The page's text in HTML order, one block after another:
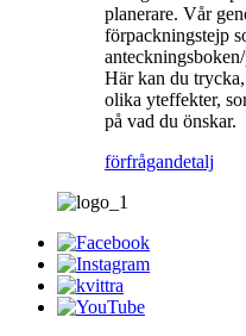
planerare. Vår
förpackningstejp
Här kan du
olika yteffekter,
på vad du önskar.
förfrågandetalj